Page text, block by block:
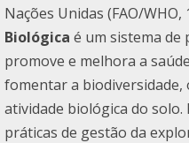
Nações Unidas (FAO/WHO,
Biológica é um sistema de
promove e melhora a
fomentar a biodiversidade,
atividade biológica do
práticas de gestão da